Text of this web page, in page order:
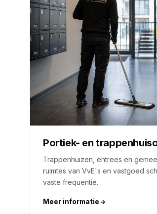
Portiek- en
Trappenhuizen, entrees en
ruimtes van VvE's en vastgoed
vaste frequentie.
Meer informatie